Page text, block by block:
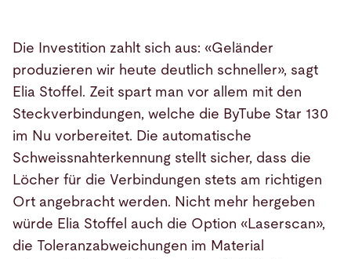
Die Investition zahlt sich aus: «Geländer
produzieren wir heute deutlich schneller», sagt
Elia Stoffel. Zeit spart man vor allem mit den
Steckverbindungen, welche die ByTube Star 130
im Nu vorbereitet. Die automatische
Schweissnahterkennung stellt sicher, dass die
Löcher für die Verbindungen stets am richtigen
Ort angebracht werden. Nicht mehr hergeben
würde Elia Stoffel auch die Option «Laserscan»,
die Toleranzabweichungen im Material